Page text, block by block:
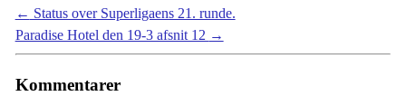
← Status over Superligaens 21. runde.
Paradise Hotel den 19-3 afsnit 12 →
Kommentarer